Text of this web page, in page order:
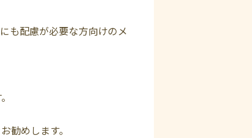
も配慮が必要な方向けのメ
勧めします。